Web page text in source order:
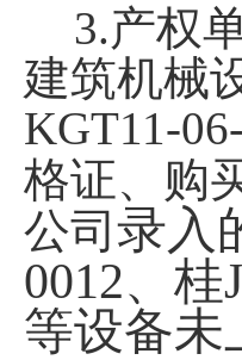
3.产权
建筑机械
KGT11-
格证、购
公司 录入
0012、桂
等设备未